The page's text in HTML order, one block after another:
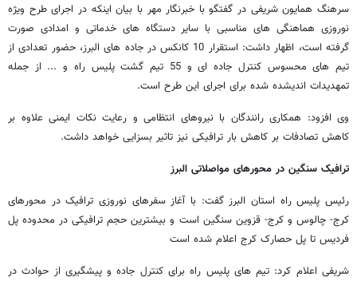
سرهنگ همایون شریفی در گفتگو با خبرنگار مهر با بیان اینکه در اجرای طرح ویژه
نوروزی هماهنگی های مناسبی با سایر دستگاه های خدماتی و امدادی صورت
گرفته است، اظهار داشت: استقرار 10 کانکس در جاده های البرز، حضور تعدادی از
تیم های محسوس کنترل جاده ای و 55 تیم گشت پلیس راه و ... از جمله
تمهدیدات اندیشده شده برای اجرای این طرح است.
وی افزود: همکاری رانندگان با نیروهای انتظامی و رعایت نکات ایمنی علاوه بر
کاهش تصادفات بر کاهش بار ترافیکی نیز تاثیر بسزایی خواهد داشت.
ترافیک سنگین در محورهای مواصلاتی البرز
رئیس پلیس راه استان البرز گفت: با آغاز سفرهای نوروزی ترافیک در محورهای
کرج- چالوس و کرج- قزوین سنگین است و بیشترین حجم ترافیکی در محدوده پل
فردیس تا پل حصارک کرج اعلام شده است
شریفی اعلام کرد: تیم های پلیس راه برای کنترل جاده و پیشگیری از حوادث در